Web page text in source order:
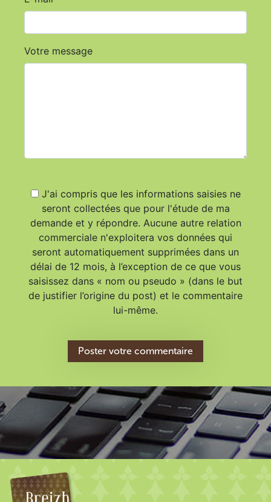
Votre message
J'ai compris que les informations saisies ne
seront collectées que pour l'étude de ma
demande et y répondre. Aucune autre relation
commerciale n'exploitera vos données qui
seront automatiquement supprimées dans un
délai de 12 mois, à l’exception de ce que vous
saisissez dans « nom ou pseudo » (dans le but
de justifier l’origine du post) et le commentaire
lui-même.
Poster votre commentaire